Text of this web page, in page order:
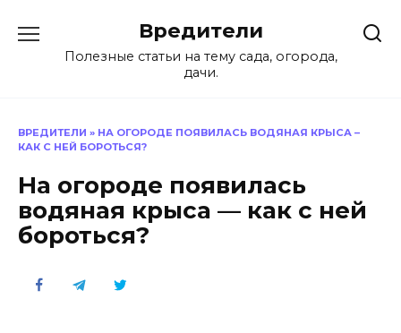
содержанию
Вредители
Полезные статьи на тему сада, огорода,
дачи.
ВРЕДИТЕЛИ » НА ОГОРОДЕ ПОЯВИЛАСЬ ВОДЯНАЯ КРЫСА –
КАК С НЕЙ БОРОТЬСЯ?
На огороде появилась
водяная крыса — как с ней
бороться?